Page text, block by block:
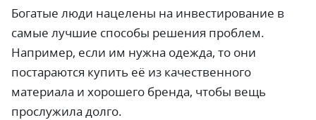
Богатые люди нацелены на инвестирование в
самые лучшие способы решения проблем.
Например, если им нужна одежда, то они
постараются купить её из качественного
материала и хорошего бренда, чтобы вещь
прослужила долго.